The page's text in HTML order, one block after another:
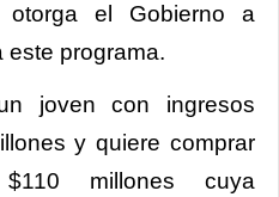
el Gobierno a
este programa.
joven con ingresos
y quiere comprar
millones cuya